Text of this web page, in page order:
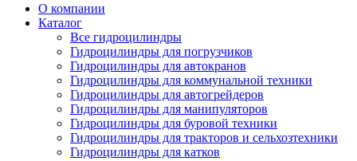
О компании
Каталог
Все гидроцилиндры
Гидроцилиндры для погрузчиков
Гидроцилиндры для автокранов
Гидроцилиндры для коммунальной техники
Гидроцилиндры для автогрейдеров
Гидроцилиндры для манипуляторов
Гидроцилиндры для буровой техники
Гидроцилиндры для тракторов и сельхозтехники
Гидроцилиндры для катков